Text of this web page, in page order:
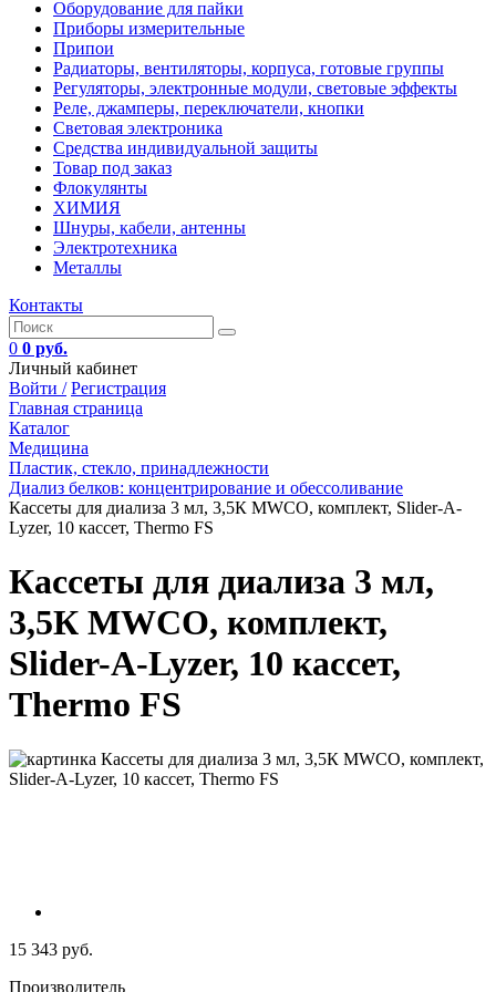
Оборудование для пайки
Приборы измерительные
Припои
Радиаторы, вентиляторы, корпуса, готовые группы
Регуляторы, электронные модули, световые эффекты
Реле, джамперы, переключатели, кнопки
Световая электроника
Средства индивидуальной защиты
Товар под заказ
Флокулянты
ХИМИЯ
Шнуры, кабели, антенны
Электротехника
Металлы
Контакты
0 0 руб.
Личный кабинет
Войти / Регистрация
Главная страница
Каталог
Медицина
Пластик, стекло, принадлежности
Диализ белков: концентрирование и обессоливание
Кассеты для диализа 3 мл, 3,5К MWCO, комплект, Slider-A-
Lyzer, 10 кассет, Thermo FS
Кассеты для диализа 3 мл,
3,5К MWCO, комплект,
Slider-A-Lyzer, 10 кассет,
Thermo FS
15 343 руб.
Производитель